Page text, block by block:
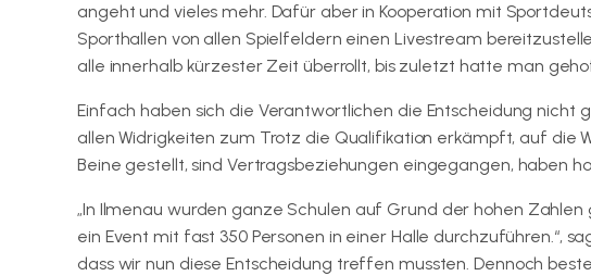
angeht und vieles mehr. Dafür aber in Kooperation mit
Sporthallen von allen Spielfeldern einen Livestream
alle innerhalb kürzester Zeit überrollt, bis zuletzt hatte man
Einfach haben sich die Verantwortlichen die Entscheidung nicht
allen Widrigkeiten zum Trotz die Qualifikation erkämpft, auf die
Beine gestellt, sind Vertragsbeziehungen eingegangen, haben
„In Ilmenau wurden ganze Schulen auf Grund der hohen
ein Event mit fast 350 Personen in einer Halle durchzuführen.“,
dass wir nun diese Entscheidung treffen mussten. Dennoch